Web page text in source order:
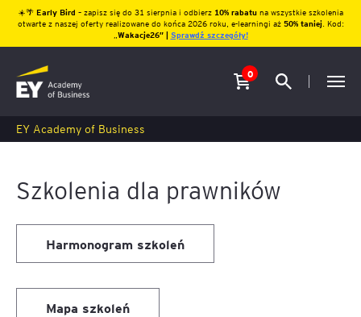
☀️🌴 Early Bird – zapisz się do 31 sierpnia i odbierz10% rabatu na wszystkie szkolenia
otwarte z naszej oferty realizowane do końca 2026 roku, e-learningi aż 50% taniej. Kod:
Wakacje26″ | Sprawdź szczegóły!
0
EY Academy of Business
Szkolenia dla prawników
Harmonogram szkoleń
Mapa szkoleń